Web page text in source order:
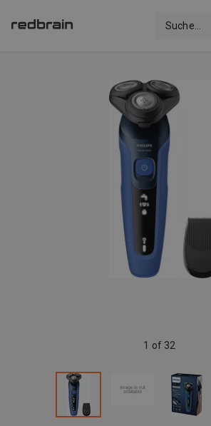
Suche
1 of 32